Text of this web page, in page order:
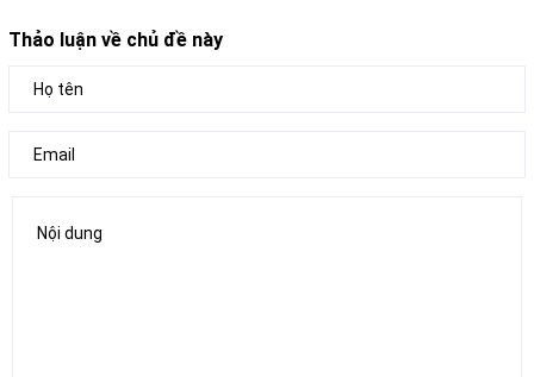
Thảo luận về chủ đề này